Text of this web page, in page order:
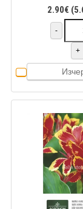
2.90€
-
+